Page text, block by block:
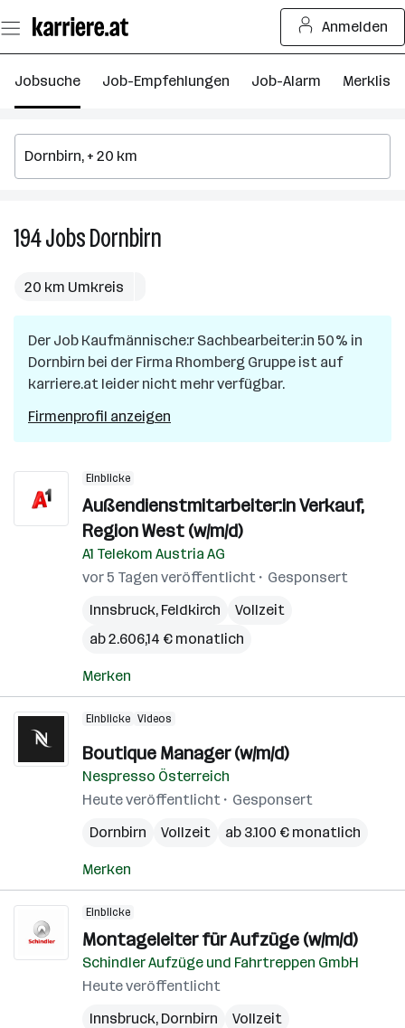
Seiteninhalt
springen
Anmelden
Jobsuche Job-Empfehlungen Job-Alarm Merkliste
194JobsDornbirn
20 km Umkreis
Der Job Kaufmännische:r Sachbearbeiter:in 50% in
Dornbirn bei der Firma Rhomberg Gruppe ist auf
karriere.at leider nicht mehr verfügbar.
Firmenprofil anzeigen
Einblicke
Außendienstmitarbeiter:in Verkauf,
Region West (w/m/d)
A1 Telekom Austria AG
vor 5 Tagen veröffentlicht
Gesponsert
Innsbruck, Feldkirch
Vollzeit
ab 2.606,14 € monatlich
Merken
Einblicke Videos
Boutique Manager (w/m/d)
Nespresso Österreich
Heute veröffentlicht
Gesponsert
Dornbirn
Vollzeit ab 3.100 € monatlich
Merken
Einblicke
Montageleiter für Aufzüge (w/m/d)
Schindler Aufzüge und Fahrtreppen GmbH
Heute veröffentlicht
Innsbruck, Dornbirn
Vollzeit